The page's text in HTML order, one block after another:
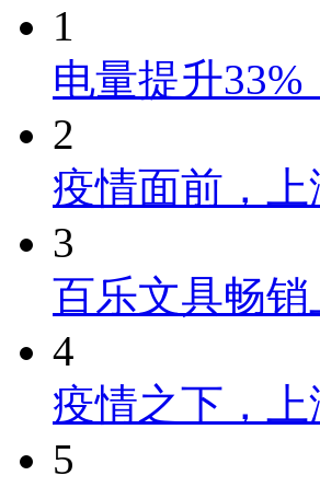
1
电量提升
2
疫情面前，
3
百乐文具畅
4
疫情之下，
5